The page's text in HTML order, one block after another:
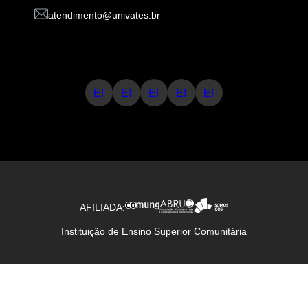
atendimento@univates.br
E! E! E! E! E!
AFILIADA:
Instituição de Ensino Superior Comunitária